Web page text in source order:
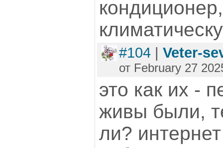
#104 | Veter-
от February 27
это как их -
живы были,
ли?